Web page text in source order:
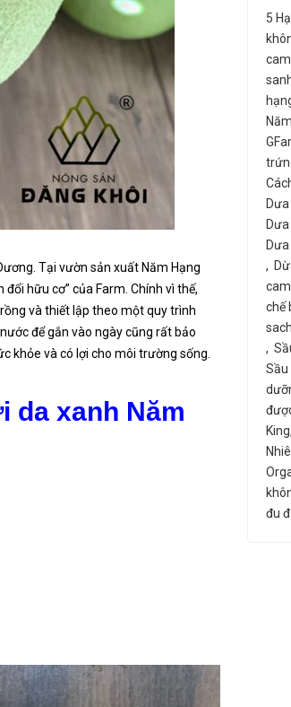
Tại vườn sản xuất Năm Hạng
hữu cơ” của Farm. Chính vì thế,
và thiết lập theo một quy trình
để gắn vào ngày cũng rất bảo
khỏe và có lợi cho môi trường sống.
da xanh Năm
5
cam
chế
sach
Sầu
King
đu